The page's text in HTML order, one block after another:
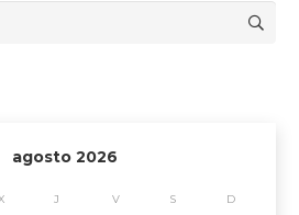
agosto 2026
J V S D